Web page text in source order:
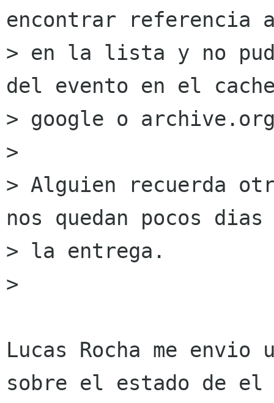
encontrar referencia
> en la lista y no
del evento en el
> google o
>
> Alguien recuerda
nos quedan pocos dias
> la entrega.
>
Lucas Rocha me envio
sobre el estado de el